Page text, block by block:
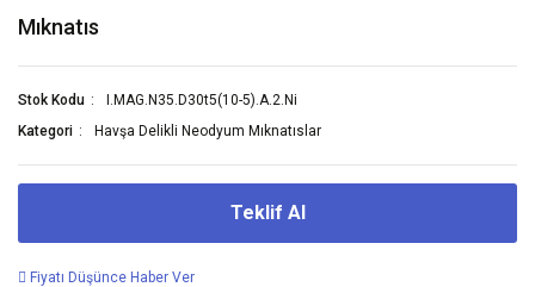
Mıknatıs
Stok Kodu
I.MAG.N35.D30t5(10-5).A.2.Ni
Kategori
Havşa Delikli Neodyum Mıknatıslar
Teklif Al
Fiyatı Düşünce Haber Ver